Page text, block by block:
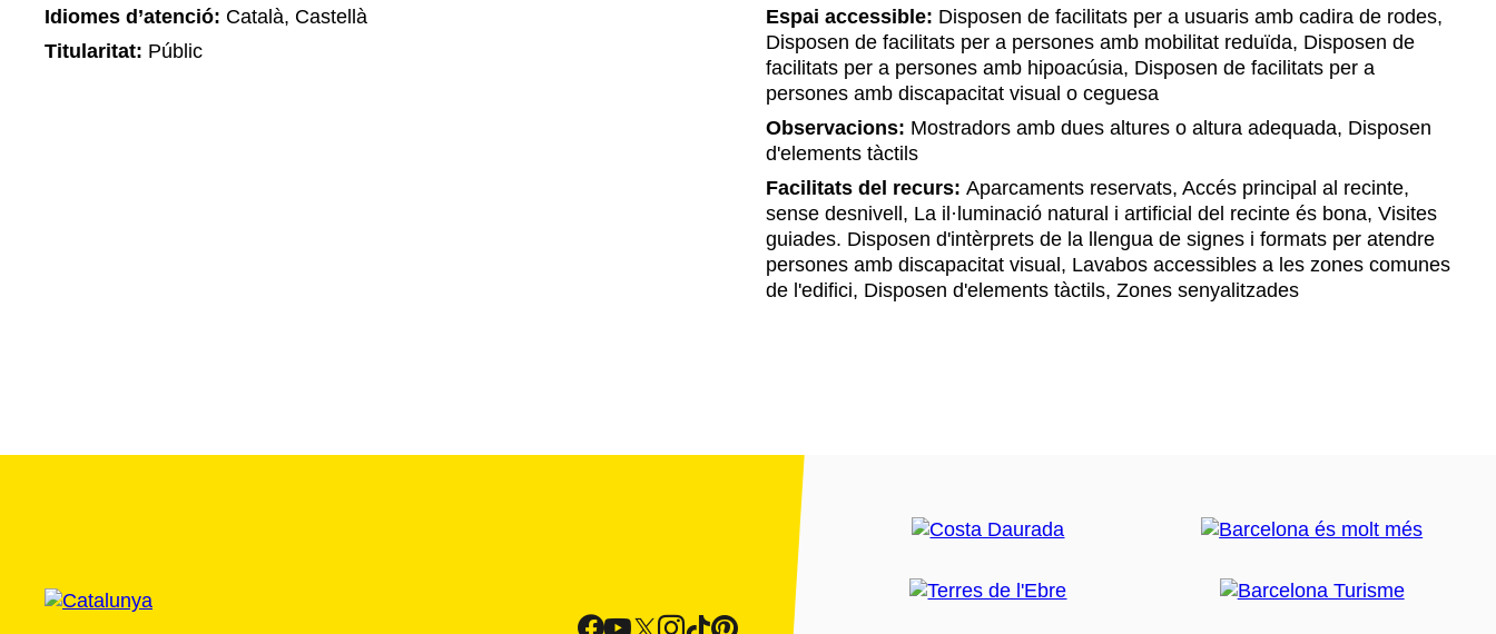
Idiomes d’atenció: Català, Castellà
Titularitat: Públic
Espai accessible: Disposen de facilitats per a usuaris amb cadira de rodes,
Disposen de facilitats per a persones amb mobilitat reduïda, Disposen de
facilitats per a persones amb hipoacúsia, Disposen de facilitats per a
persones amb discapacitat visual o ceguesa
Observacions: Mostradors amb dues altures o altura adequada, Disposen
d'elements tàctils
Facilitats del recurs: Aparcaments reservats, Accés principal al recinte,
sense desnivell, La il·luminació natural i artificial del recinte és bona, Visites
guiades. Disposen d'intèrprets de la llengua de signes i formats per atendre
persones amb discapacitat visual, Lavabos accessibles a les zones comunes
de l'edifici, Disposen d'elements tàctils, Zones senyalitzades